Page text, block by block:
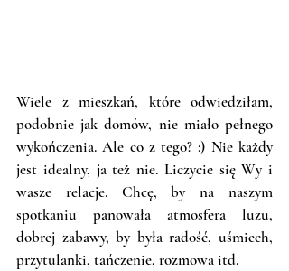
Wiele z mieszkań, które odwiedziłam,
podobnie jak domów, nie miało pełnego
wykończenia. Ale co z tego? :) Nie każdy
jest idealny, ja też nie. Liczycie się Wy i
wasze relacje. Chcę, by na naszym
spotkaniu panowała atmosfera luzu,
dobrej zabawy, by była radość, uśmiech,
przytulanki, tańczenie, rozmowa itd.